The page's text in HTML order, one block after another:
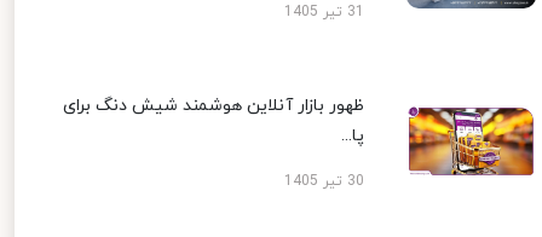
ظهور بازار آنلاین هوشمند شیش دنگ برای
پا...
30 تیر 1405